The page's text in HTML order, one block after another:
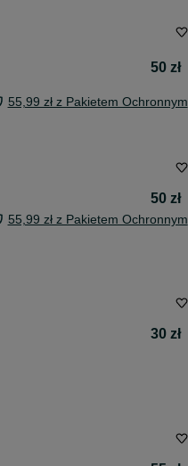
50 zł
55,99 zł z Pakietem Ochronnym
50 zł
55,99 zł z Pakietem Ochronnym
30 zł